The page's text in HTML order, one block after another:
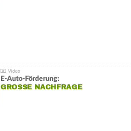
E-Auto-Förderung:
GROSSE NACHFRAGE